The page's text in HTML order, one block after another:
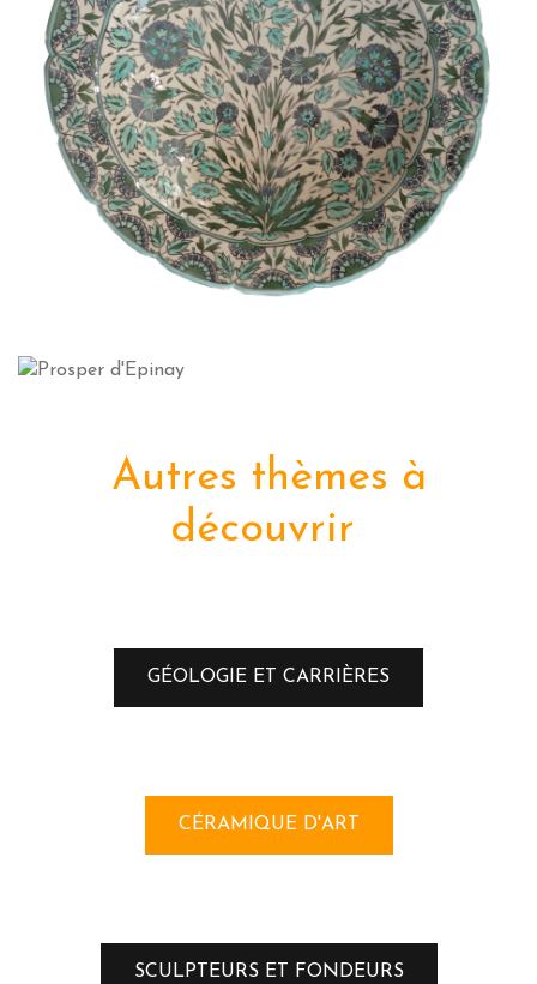
Autres thèmes à
découvrir
GÉOLOGIE ET CARRIÈRES
CÉRAMIQUE D'ART
SCULPTEURS ET FONDEURS